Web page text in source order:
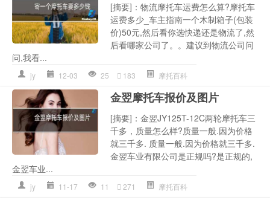
[摘要]：物流摩托车运费怎么算?摩托车
运费多少_车主指南一个木制箱子(包装
价)50元,然后看你选快递还是物流了,然
后看哪家公司了。。建议到物流公司问
问,我看...
jy 12-03 25 183 摩托百科
金翌摩托车报价及图片
[摘要]：金翌JY125T-12C两轮摩托车三
千多，质量怎么样?质量一般.因为价格
就三千多. 质量一般.因为价格就三千多.
金翌车业有限公司是正规吗?是正规的,
金翌车业...
jy 11-17 11 271 摩托百科